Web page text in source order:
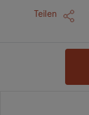
Teilen